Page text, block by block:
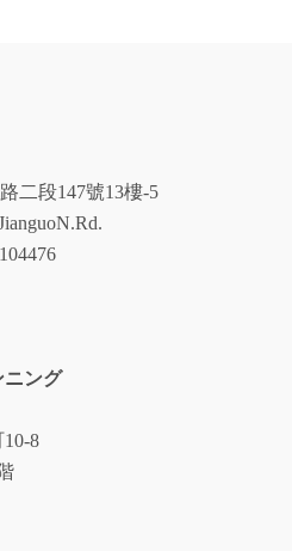
二段147號13樓-5
ニング
8